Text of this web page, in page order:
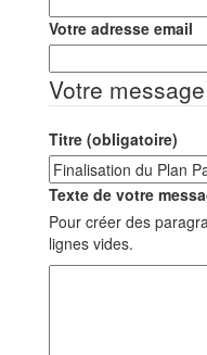
Votre adresse email
Votre message
Titre (obligatoire)
Texte de votre
Pour créer des
lignes vides.